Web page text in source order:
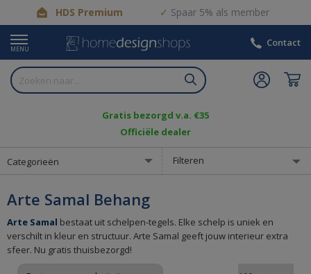
HDS Premium Spaar 5% als member
MENU
Contact
Gratis bezorgd v.a. €35
Officiële dealer
Categorieën Filteren
Arte Samal Behang
Arte Samal bestaat uit schelpen-tegels. Elke schelp is uniek en
verschilt in kleur en structuur. Arte Samal geeft jouw interieur extra
sfeer. Nu gratis thuisbezorgd!